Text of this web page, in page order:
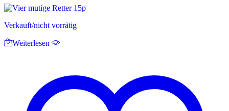
Verkauft/nicht vorrätig
Weiterlesen